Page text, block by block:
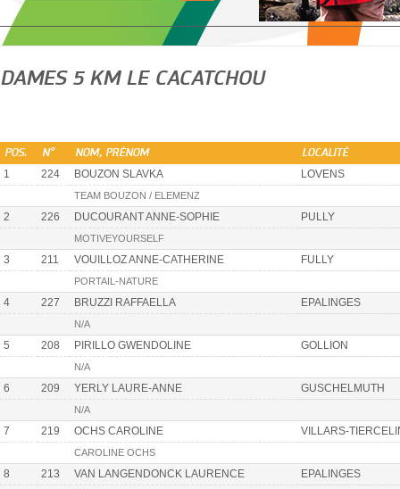
DAMES 5 KM LE CACATCHOU
POS. N° NOM, PRÉNOM LOCALITÉ
1 224 BOUZON SLAVKA LOVENS
TEAM BOUZON / ELEMENZ
2 226 DUCOURANT ANNE-SOPHIE PULLY
MOTIVEYOURSELF
3 211 VOUILLOZ ANNE-CATHERINE FULLY
PORTAIL-NATURE
4 227 BRUZZI RAFFAELLA EPALINGES
N/A
5 208 PIRILLO GWENDOLINE GOLLION
N/A
6 209 YERLY LAURE-ANNE GUSCHELMUTH
N/A
7 219 OCHS CAROLINE VILLARS-
CAROLINE OCHS
8 213 VAN LANGENDONCK LAURENCE EPALINGES